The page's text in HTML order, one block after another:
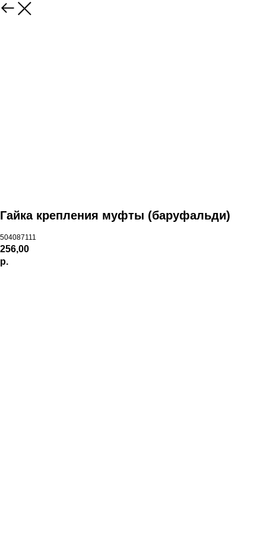
Гайка крепления муфты (баруфальди)
504087111
256,00
р.